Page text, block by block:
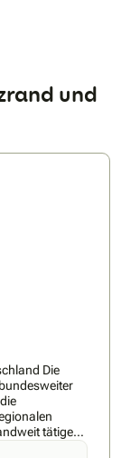
und
Die
tätigen
und